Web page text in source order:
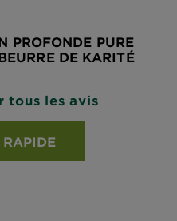
PROFONDE PURE
DE KARITÉ
basé sur les avis
tous les avis
RAPIDE